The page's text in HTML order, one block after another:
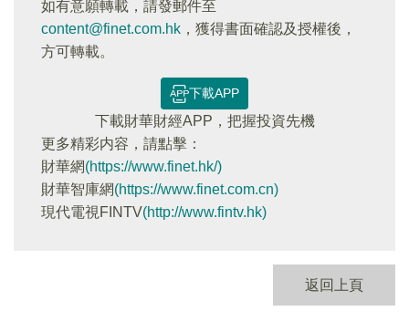
如有意願轉載，請發郵件至
content@finet.com.hk ，獲得書面確認及授權後，
方可轉載。
下載APP
下載財華財經APP，把握投資先機
更多精彩内容，請點擊：
財華網(https://www.finet.hk/)
財華智庫網(https://www.finet.com.cn)
現代電視FINTV(http://www.fintv.hk)
返回上頁